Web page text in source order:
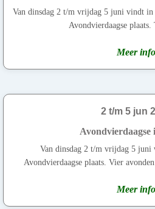
Van dinsdag 2 t/m vrijdag 5 juni vindt in
Avondvierdaagse plaats.
Meer info
2 t/m 5 jun
Avondvierdaagse
Van dinsdag 2 t/m vrijdag 5 juni
Avondvierdaagse plaats. Vier
Meer info